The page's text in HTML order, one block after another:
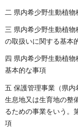
二 県内希少野生動植
三 県内希少野生動植物
の取扱いに関する基本
四 県内希少野生動植
基本的な事項
五 保護管理事業（県
生息地又は生育地の整
るための事業をいう。
項